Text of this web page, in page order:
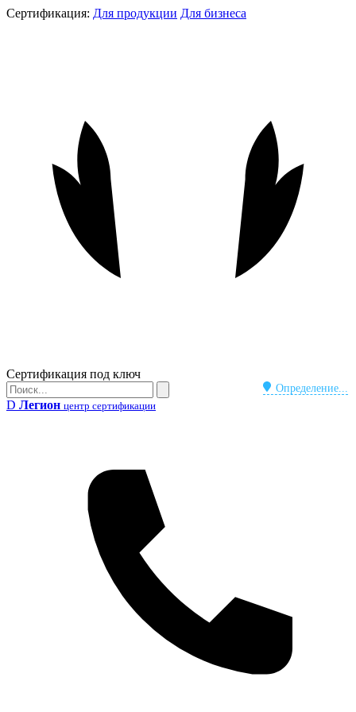
Сертификация: Для продукции Для бизнеса
Бейдж
Сертификация под ключ
Определение...
Поиск
Поиск
D Легион центр сертификации